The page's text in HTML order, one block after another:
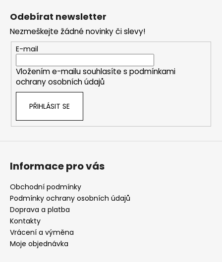
Odebírat newsletter
Nezmeškejte žádné novinky či slevy!
E-mail
Vložením e-mailu souhlasíte s podmínkami
ochrany osobních údajů
PŘIHLÁSIT SE
Informace pro vás
Obchodní podmínky
Podmínky ochrany osobních údajů
Doprava a platba
Kontakty
Vrácení a výměna
Moje objednávka